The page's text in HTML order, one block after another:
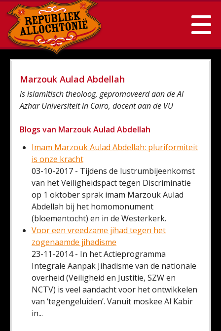
Marzouk Aulad Abdellah
is islamitisch theoloog, gepromoveerd aan de Al
Azhar Universiteit in Caïro, docent aan de VU
Blogs van Marzouk Aulad Abdellah
Imam Marzouk Aulad Abdellah: pluriformiteit
is onze kracht
03-10-2017 - Tijdens de lustrumbijeenkomst
van het Veiligheidspact tegen Discriminatie
op 1 oktober sprak imam Marzouk Aulad
Abdellah bij het homomonument
(bloementocht) en in de Westerkerk.
Voor een vreedzame jihad tegen het
zogenaamde jihadisme
23-11-2014 - In het Actieprogramma
Integrale Aanpak Jihadisme van de nationale
overheid (Veiligheid en Justitie, SZW en
NCTV) is veel aandacht voor het ontwikkelen
van ‘tegengeluiden’. Vanuit moskee Al Kabir
in...